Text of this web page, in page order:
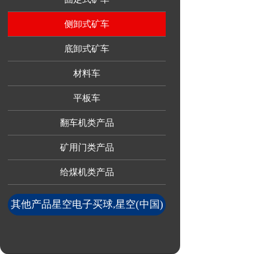
侧卸式矿车
底卸式矿车
材料车
平板车
翻车机类产品
矿用门类产品
给煤机类产品
其他产品星空电子买球,星空(中国)